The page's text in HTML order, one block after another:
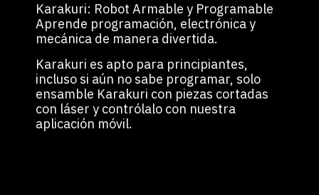
Karakuri: Robot Armable y Programable
Aprende programación, electrónica y
mecánica de manera divertida.
Karakuri es apto para principiantes,
incluso si aún no sabe programar, solo
ensamble Karakuri con piezas cortadas
con láser y contrólalo con nuestra
aplicación móvil.